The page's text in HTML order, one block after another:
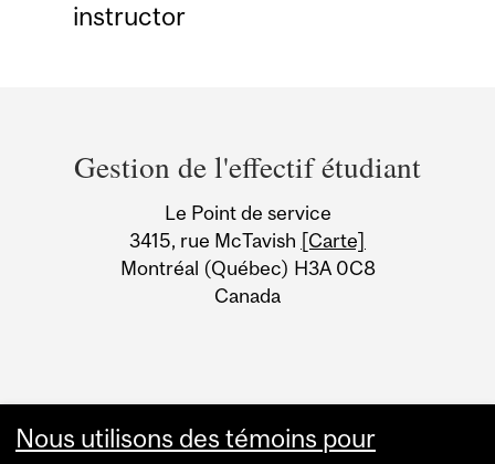
instructor
and
University
Information
Gestion de l'effectif étudiant
Le Point de service
3415, rue McTavish [Carte]
Montréal (Québec) H3A 0C8
Canada
Nous utilisons des témoins pour